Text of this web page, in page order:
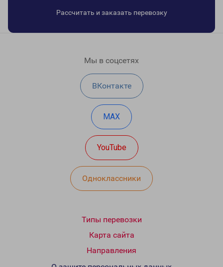
Рассчитать и заказать перевозку
Мы в соцсетях
ВКонтакте
MAX
YouTube
Одноклассники
Типы перевозки
Карта сайта
Направления